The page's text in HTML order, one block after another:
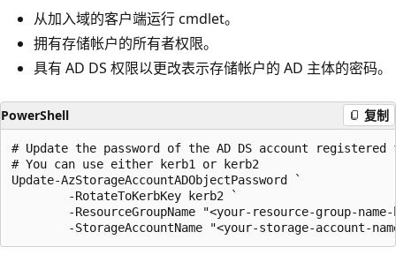
从加入域的客户端运行 cmdlet。
拥有存储帐户的所有者权限。
具有 AD DS 权限以更改表示存储帐户的 AD 主体的密码。
PowerShell 复制
# Update the password of the AD DS account
# You can use either kerb1 or kerb2
Update-AzStorageAccountADObjectPassword `
        -RotateToKerbKey kerb2 `
-ResourceGroupName "<your-resource-group-